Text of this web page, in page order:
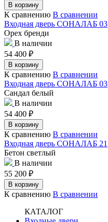
В корзину
К сравнению В сравнении
Входная дверь СОНАЛАБ 03
Орех бренди
В наличии
54 400 ₽
В корзину
К сравнению В сравнении
Входная дверь СОНАЛАБ 03
Сандал белый
В наличии
54 400 ₽
В корзину
К сравнению В сравнении
Входная дверь СОНАЛАБ 21
Бетон светлый
В наличии
55 200 ₽
В корзину
К сравнению В сравнении
КАТАЛОГ